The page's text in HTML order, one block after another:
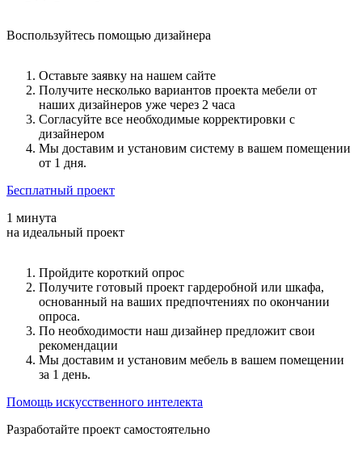
Воспользуйтесь помощью дизайнера
Оставьте заявку на нашем сайте
Получите несколько вариантов проекта мебели от
наших дизайнеров уже через 2 часа
Согласуйте все необходимые корректировки с
дизайнером
Мы доставим и установим систему в вашем помещении
от 1 дня.
Бесплатный проект
1 минута
на идеальный проект
Пройдите короткий опрос
Получите готовый проект гардеробной или шкафа,
основанный на ваших предпочтениях по окончании
опроса.
По необходимости наш дизайнер предложит свои
рекомендации
Мы доставим и установим мебель в вашем помещении
за 1 день.
Помощь искусственного интелекта
Разработайте проект самостоятельно